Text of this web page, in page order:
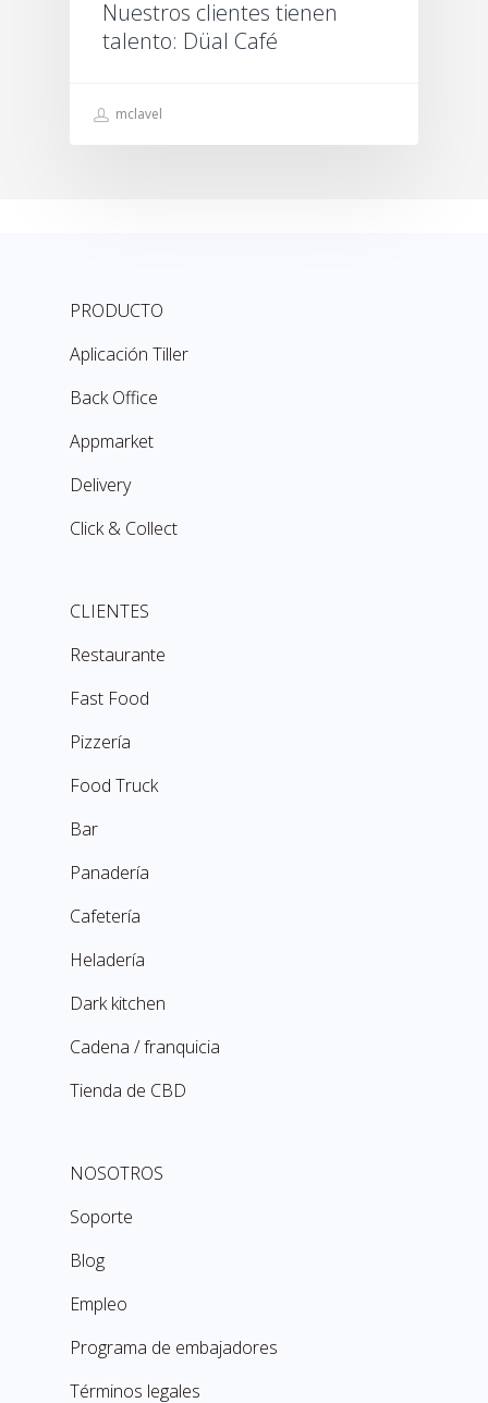
Nuestros clientes tienen
talento: Düal Café
mclavel
PRODUCTO
Aplicación Tiller
Back Office
Appmarket
Delivery
Click & Collect
CLIENTES
Restaurante
Fast Food
Pizzería
Food Truck
Bar
Panadería
Cafetería
Heladería
Dark kitchen
Cadena / franquicia
Tienda de CBD
NOSOTROS
Soporte
Blog
Empleo
Programa de embajadores
Términos legales